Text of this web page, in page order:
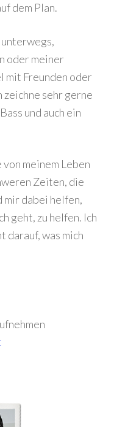
dem Plan.
oder meiner
mit Freunden oder
zeichne sehr gerne
und auch ein
meinem Leben
Zeiten, die
mir dabei helfen,
geht, zu helfen. Ich
darauf, was mich